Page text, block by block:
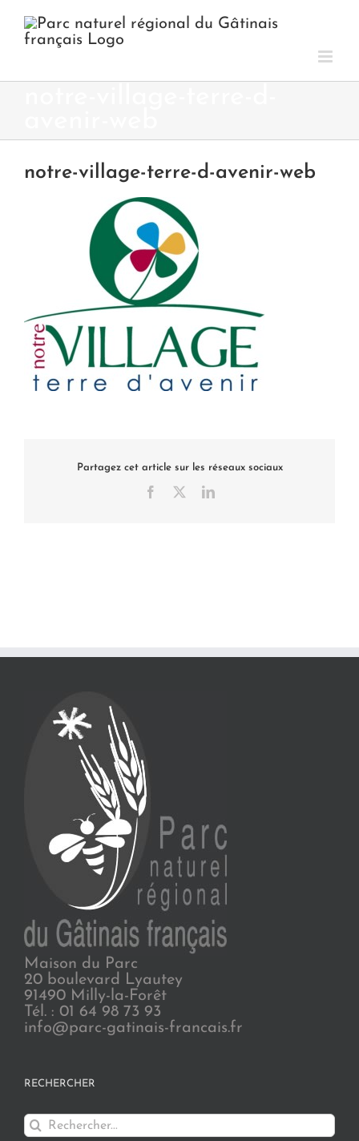
contenu
notre-village-terre-d-avenir-web
Partagez cet article sur les réseaux sociaux
Facebook LinkedIn
Maison du Parc
20 boulevard Lyautey
91490 Milly-la-Forêt
Tél. : 01 64 98 73 93
info@parc-gatinais-francais.fr
RECHERCHER
Rechercher: